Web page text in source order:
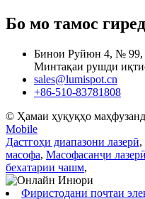
Бо мо тамос гиред
Бинои Руйюн 4, № 99,
Минтақаи рушди
sales@lumispot.cn
+86-510-83781808
© Ҳамаи ҳуқуқҳо
Mobile
Дастгоҳи диапазони лазерӣ,
масофа, Масофасанҷи лазерӣ
бехатарии чашм,
Фиристодани почтаи